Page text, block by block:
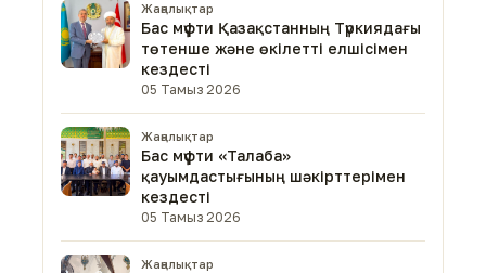
Жаңалықтар
Бас мүфти Қазақстанның Түркиядағы
төтенше және өкілетті елшісімен
кездесті
05 Тамыз 2026
Жаңалықтар
Бас мүфти «Талаба»
қауымдастығының шәкірттерімен
кездесті
05 Тамыз 2026
Жаңалықтар